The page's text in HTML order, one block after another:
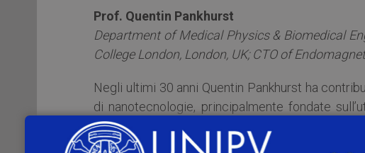
Prof. Quentin Pankhurst
Department of Medical Physics & Biomedical
College London, London, UK; CTO of
Negli ultimi 30 anni Quentin Pankhurst ha
di nanotecnologie, principalmente fondate
delle Scienze della Vita. I suoi studi di
meccanismi fondamentali hanno aperto la